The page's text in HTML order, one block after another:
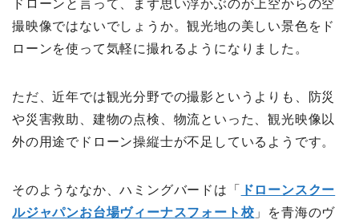
ドローンと言って、まず思い浮かぶのが上空からの空
撮映像ではないでしょうか。観光地の美しい景色をド
ローンを使って気軽に撮れるようになりました。
ただ、近年では観光分野での撮影というよりも、防災
や災害救助、建物の点検、物流といった、観光映像以
外の用途でドローン操縦士が不足しているようです。
そのようななか、ハミングバードは「
ドローンスクー
ルジャパンお台場ヴィーナスフォート校 」を青海のヴ